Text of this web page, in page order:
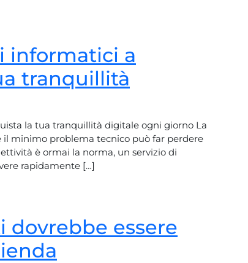
informatici a
tranquillità
la tua tranquillità digitale ogni giorno La
minimo problema tecnico può far perdere
è ormai la norma, un servizio di
rapidamente […]
dovrebbe essere